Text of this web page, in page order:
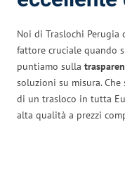
Noi di Traslochi Perugia
fattore cruciale quando
puntiamo sulla
soluzioni su misura.
di un trasloco in tutta
alta qualità a prezzi